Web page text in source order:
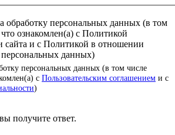
обработку персональных данных (в том
ознакомлен(а) с Политикой
сайта и с Политикой в отношении
данных)
персональных данных (в том числе
с Пользовательским соглашением и с
)
получите ответ.